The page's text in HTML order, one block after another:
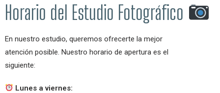
Horario del Estudio Fotográfico
En nuestro estudio, queremos ofrecerte la mejor
atención posible. Nuestro horario de apertura es el
siguiente:
Lunes a viernes: